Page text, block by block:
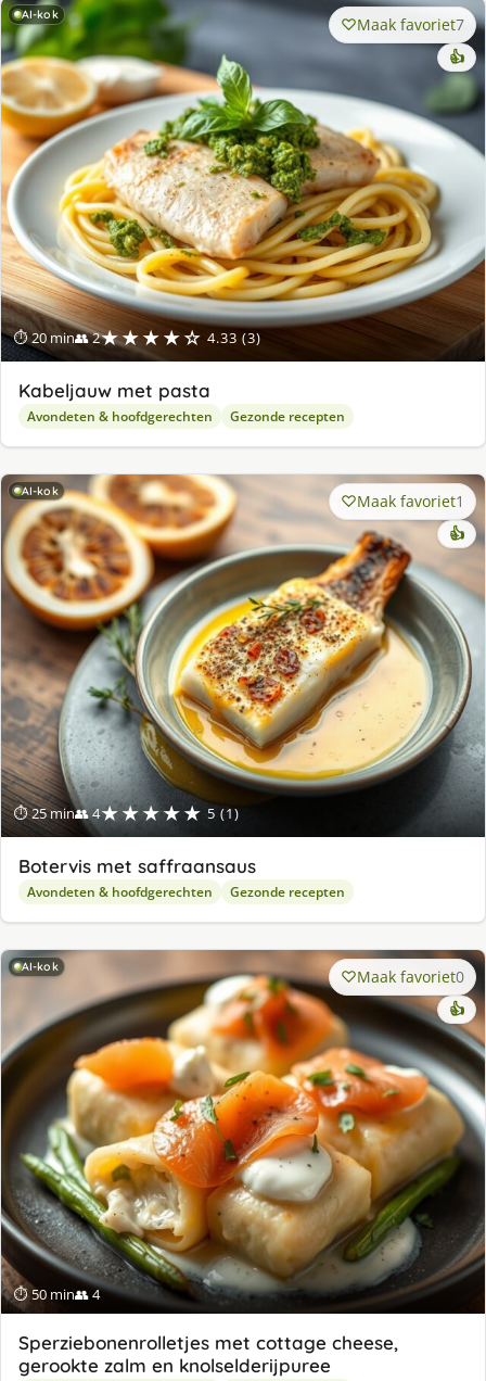
AI-kok
⏱ 20 min👥 2★★★★☆ 4.33 (3)
Maak favoriet7
👍
Kabeljauw met pasta
Avondeten & hoofdgerechten Gezonde recepten
AI-kok
⏱ 25 min👥 4★★★★★ 5 (1)
Maak favoriet1
👍
Botervis met saffraansaus
Avondeten & hoofdgerechten Gezonde recepten
AI-kok
⏱ 50 min👥 4
Maak favoriet0
👍
Sperziebonenrolletjes met cottage cheese,
gerookte zalm en knolselderijpuree